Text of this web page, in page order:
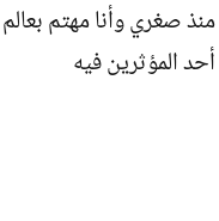
منذ صغري وأنا مهتم
أحد المؤثرين فيه